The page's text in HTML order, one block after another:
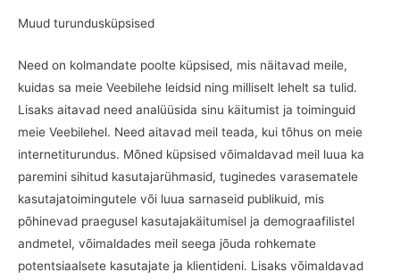
Muud turundusküpsised
Need on kolmandate poolte küpsised, mis näitavad meile,
kuidas sa meie Veebilehe leidsid ning milliselt lehelt sa tulid.
Lisaks aitavad need analüüsida sinu käitumist ja toiminguid
meie Veebilehel. Need aitavad meil teada, kui tõhus on meie
internetiturundus. Mõned küpsised võimaldavad meil luua ka
paremini sihitud kasutajarühmasid, tuginedes varasematele
kasutajatoimingutele või luua sarnaseid publikuid, mis
põhinevad praegusel kasutajakäitumisel ja demograafilistel
andmetel, võimaldades meil seega jõuda rohkemate
potentsiaalsete kasutajate ja klientideni. Lisaks võimaldavad